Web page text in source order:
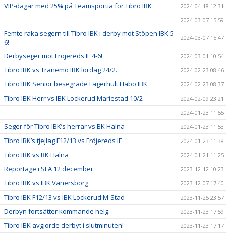
VIP-dagar med 25% på Teamsportia för Tibro IBK
2024-04-18 12:31
2024-03-07 15:59
Femte raka segern till Tibro IBK i derby mot Stöpen IBK 5-
6!
2024-03-07 15:47
Derbyseger mot Fröjereds IF 4-6! 2024-03-01 10:54
Tibro IBK vs Tranemo IBK lördag 24/2. 2024-02-23 08:46
Tibro IBK Senior besegrade Fagerhult Habo IBK 2024-02-23 08:37
Tibro IBK Herr vs IBK Lockerud Mariestad 10/2
2024-02-09 23:21
2024-01-23 11:55
Seger för Tibro IBK’s herrar vs BK Halna 2024-01-23 11:53
Tibro IBK’s tjejlag F12/13 vs Fröjereds IF 2024-01-23 11:38
Tibro IBK vs BK Halna 2024-01-21 11:25
Reportage i SLA 12 december. 2023-12-12 10:23
Tibro IBK vs IBK Vänersborg 2023-12-07 17:40
Tibro IBK F12/13 vs IBK Lockerud M-Stad 2023-11-25 23:57
Derbyn fortsätter kommande helg. 2023-11-23 17:59
Tibro IBK avgjorde derbyt i slutminuten! 2023-11-23 17:17